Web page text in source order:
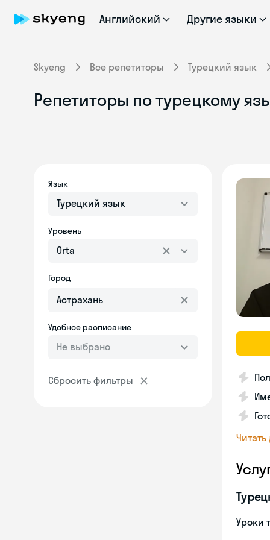
Английский Другие языки
Skyeng Все репетиторы Турецкий язык
Репетиторы по турецкому
Язык
Турецкий язык
Уровень
Orta
Город
Удобное расписание
Не выбрано
Сбросить фильтры
Уроки